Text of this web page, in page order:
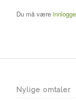
Du må være
Nylige omtaler